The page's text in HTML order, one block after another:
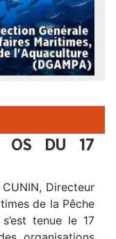
OS DU 17
Directeur
de la Pêche
tenue le 17